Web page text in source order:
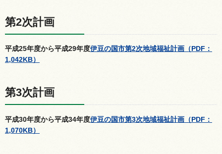
第2次計画
平成25年度から平成29年度伊豆の国市第2次地域福祉計画（PDF：
1,042KB）
第3次計画
平成30年度から平成34年度伊豆の国市第3次地域福祉計画（PDF：
1,070KB）